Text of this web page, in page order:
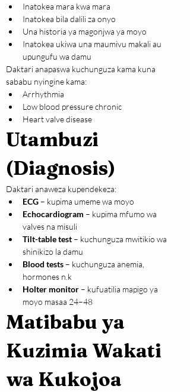
Inatokea mara kwa mara
Inatokea bila dalili za onyo
Una historia ya magonjwa ya moyo
Inatokea ukiwa una maumivu makali au
upungufu wa damu
Daktari anapaswa kuchunguza kama kuna
sababu nyingine kama:
Arrhythmia
Low blood pressure chronic
Heart valve disease
Utambuzi
(Diagnosis)
Daktari anaweza kupendekeza:
ECG – kupima umeme wa moyo
Echocardiogram – kupima mfumo wa
valves na misuli
Tilt-table test – kuchunguza mwitikio wa
shinikizo la damu
Blood tests – kuchunguza anemia,
hormones n.k
Holter monitor – kufuatilia mapigo ya
moyo masaa 24–48
Matibabu ya
Kuzimia Wakati
wa Kukojoa